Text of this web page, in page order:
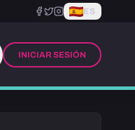
ES
INICIAR SESIÓN